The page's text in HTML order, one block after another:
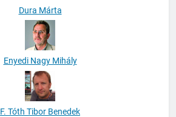
Dura Márta
Enyedi Nagy Mihály
F. Tóth Tibor Benedek